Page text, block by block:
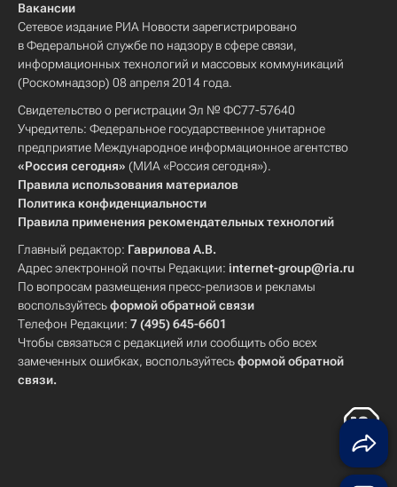
Вакансии
Сетевое издание РИА Новости зарегистрировано
в Федеральной службе по надзору в сфере связи,
информационных технологий и массовых коммуникаций
(Роскомнадзор) 08 апреля 2014 года.
Свидетельство о регистрации Эл № ФС77-57640
Учредитель: Федеральное государственное унитарное
предприятие Международное информационное агентство
«Россия сегодня» (МИА «Россия сегодня»).
Правила использования материалов
Политика конфиденциальности
Правила применения рекомендательных технологий
Главный редактор: Гаврилова А.В.
Адрес электронной почты Редакции: internet-group@ria.ru
По вопросам размещения пресс-релизов и рекламы
воспользуйтесьформой обратной связи
Телефон Редакции: 7 (495) 645-6601
Чтобы связаться с редакцией или сообщить обо всех
замеченных ошибках, воспользуйтесьформой обратной
связи.